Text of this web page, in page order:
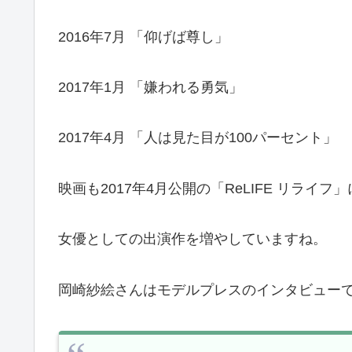
2016年7月 「仰げば尊し」
2017年1月 「嫌われる勇気」
2017年4月 「人は見た目が100パーセント」
映画も2017年4月公開の「ReLIFE リライフ」
女優としての出演作を増やしていますね。
岡崎紗絵さんはモデルプレスのインタビュー